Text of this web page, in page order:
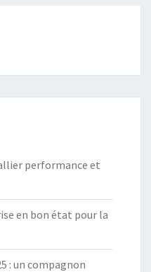
performance et
en bon état pour la
: un compagnon